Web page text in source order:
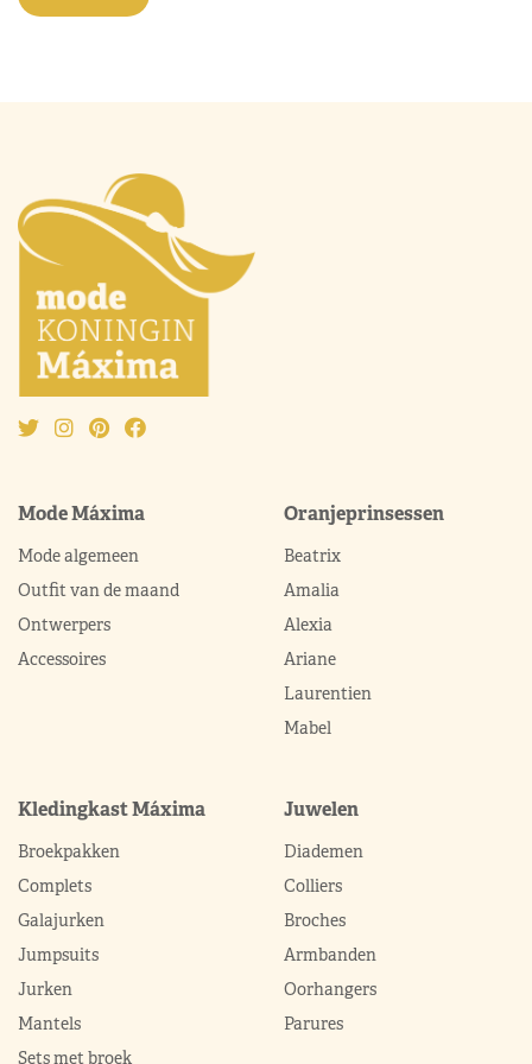
Mode Máxima
Mode algemeen
Outfit van de maand
Ontwerpers
Accessoires
Oranjeprinsessen
Beatrix
Amalia
Alexia
Ariane
Laurentien
Mabel
Kledingkast Máxima
Broekpakken
Complets
Galajurken
Jumpsuits
Jurken
Mantels
Sets met broek
Juwelen
Diademen
Colliers
Broches
Armbanden
Oorhangers
Parures